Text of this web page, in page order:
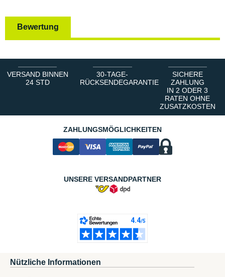
Bewertung
VERSAND BINNEN
24 STD
30-TAGE-
RÜCKSENDEGARANTIE
SICHERE
ZAHLUNG
IN 2 ODER 3
RATEN OHNE
ZUSATZKOSTEN
ZAHLUNGSMÖGLICHKEITEN
UNSERE VERSANDPARTNER
Nützliche Informationen